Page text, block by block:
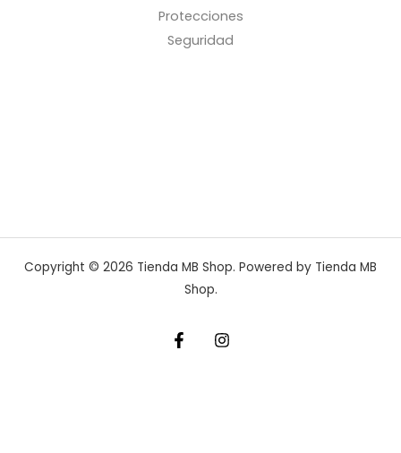
Protecciones
Seguridad
Copyright © 2026 Tienda MB Shop. Powered by Tienda MB
Shop.